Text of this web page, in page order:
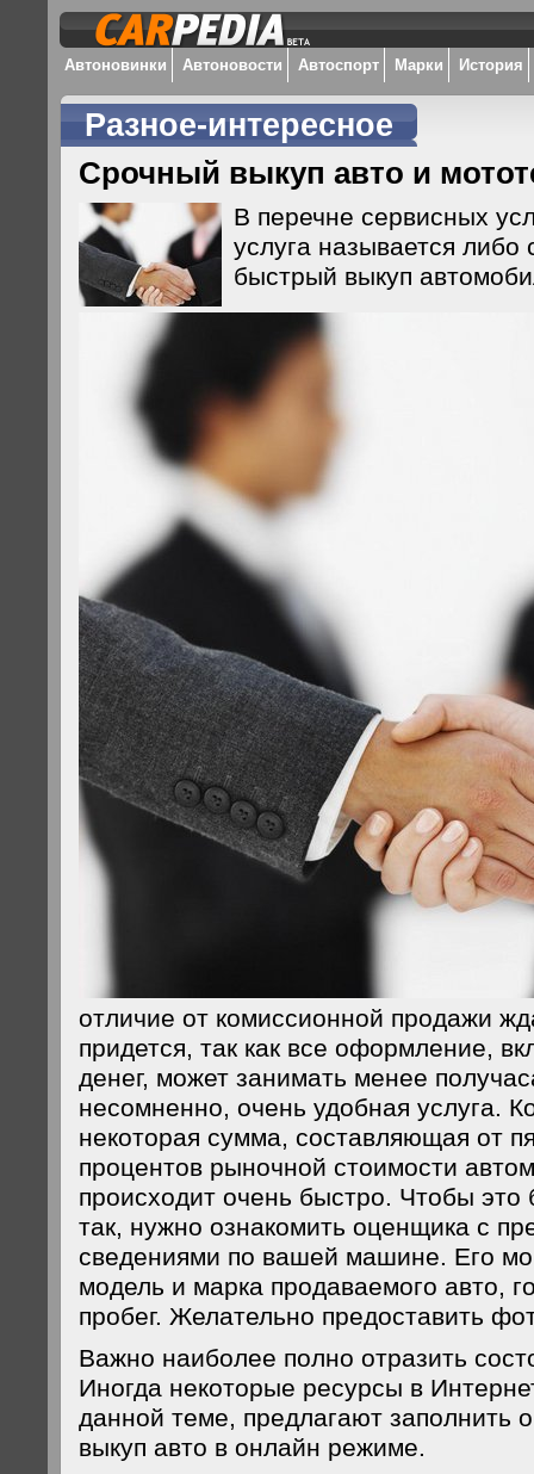
Автоновинки Автоновости Автоспорт Марки История
Разное-интересное
Срочный выкуп авто и
В перечне сервисных
услуга называется
быстрый выкуп
отличие от комиссионной продажи
придется, так как все оформление,
денег, может занимать менее
несомненно, очень удобная услуга.
некоторая сумма, составляющая от
процентов рыночной стоимости
происходит очень быстро. Чтобы это
так, нужно ознакомить оценщика с
сведениями по вашей машине. Его
модель и марка продаваемого авто,
пробег. Желательно предоставить
Важно наиболее полно отразить
Иногда некоторые ресурсы в
данной теме, предлагают заполнить
выкуп авто в онлайн режиме.